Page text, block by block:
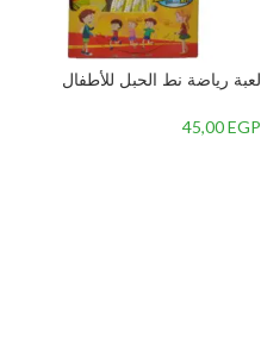
لعبة رياضة نط الحبل للأطفال
45,00EGP